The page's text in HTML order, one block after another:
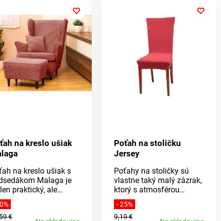
Vášej obývacej izbe úplne
novú atmosféru.
na kreslo ušiak
na kreslo ušiak s
Malaga je
praktický, ale
vykonať okamžitú
zmenu vo
domove. Je
€
Poťah na stoličku
Jersey
Poťahy na stoličky sú
vlastne taký malý zázrak,
ktorý s atmosférou
domova dokáže veľké
veci. Poničené stoličky
schovajú a dodajú im
- 25%
9,19 €